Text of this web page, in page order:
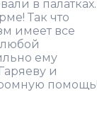
в палатках.
Так что
имеет все
любой
ему
и